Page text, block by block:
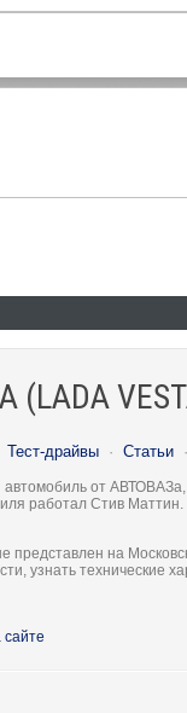
Тест-драйвы · Статьи ·
от
работал Стив Маттин.
представлен на
узнать
сайте